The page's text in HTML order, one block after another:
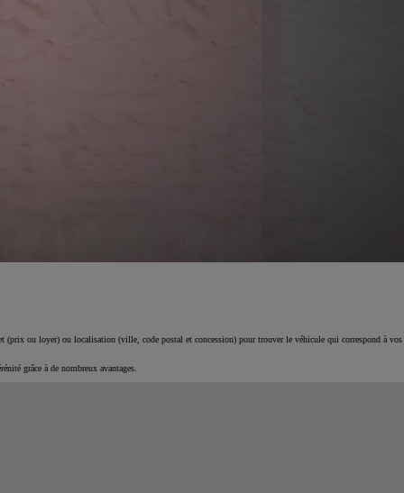
(prix ou loyer) ou localisation (ville, code postal et concession) pour trouver le véhicule qui correspond à vos
grâce à de nombreux avantages.